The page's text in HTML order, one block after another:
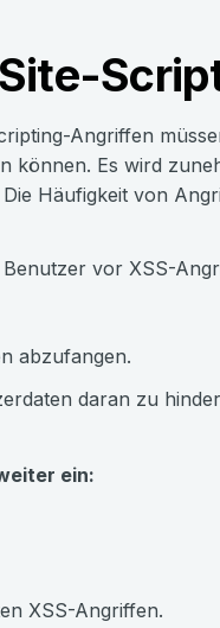
Angriffen
Es wird
Häufigkeit von
vor XSS-
abzufangen.
daran zu
ein:
XSS-Angriffen.